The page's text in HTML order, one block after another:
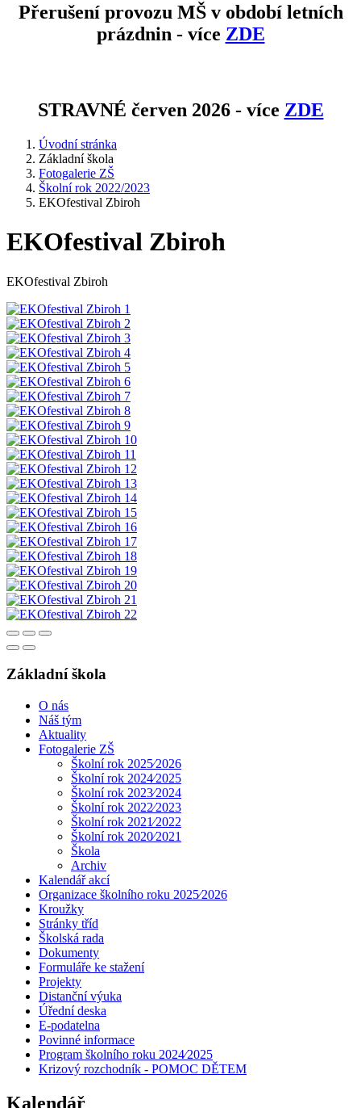
Přerušení provozu MŠ v období letních
prázdnin - více ZDE
STRAVNÉ červen 2026 - více ZDE
Úvodní stránka
Základní škola
Fotogalerie ZŠ
Školní rok 2022/2023
EKOfestival Zbiroh
EKOfestival Zbiroh
EKOfestival Zbiroh
Základní škola
O nás
Náš tým
Aktuality
Fotogalerie ZŠ
Školní rok 2025⁄2026
Školní rok 2024⁄2025
Školní rok 2023⁄2024
Školní rok 2022⁄2023
Školní rok 2021⁄2022
Školní rok 2020⁄2021
Škola
Archiv
Kalendář akcí
Organizace školního roku 2025⁄2026
Kroužky
Stránky tříd
Školská rada
Dokumenty
Formuláře ke stažení
Projekty
Distanční výuka
Úřední deska
E-podatelna
Povinné informace
Program školního roku 2024⁄2025
Krizový rozchodník - POMOC DĚTEM
Kalendář